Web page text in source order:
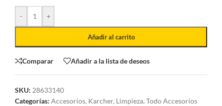
- +
Añadir al carrito
Comparar Añadir a la lista de deseos
SKU: 28633140
Categorías: Accesorios, Karcher, Limpieza, Todo Accesorios